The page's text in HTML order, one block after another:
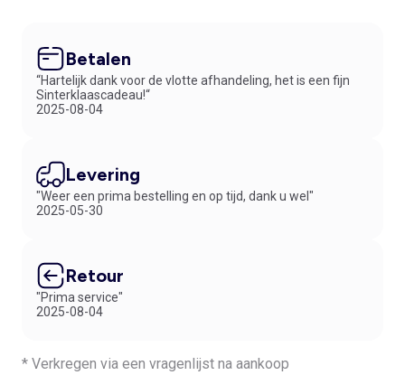
28
29
38/40
32
42
Betalen
“Hartelijk dank voor de vlotte afhandeling, het is een fijn
Sinterklaascadeau!“
2025-08-04
Levering
"Weer een prima bestelling en op tijd, dank u wel"
2025-05-30
Retour
"Prima service"
2025-08-04
* Verkregen via een vragenlijst na aankoop